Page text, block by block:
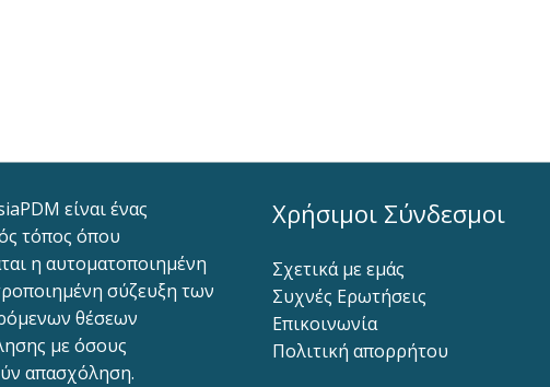
είναι ένας
τόπος όπου
η αυτοματοποιημένη
σύζευξη των
θέσεων
με όσους
απασχόληση.
Χρήσιμοι Σύνδεσμοι
Σχετικά με εμάς
Συχνές Ερωτήσεις
Επικοινωνία
Πολιτική απορρήτου